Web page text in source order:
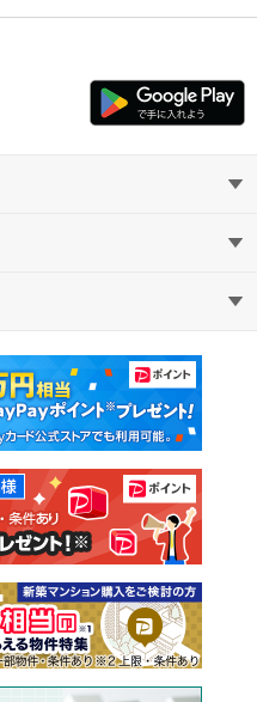
中古マンション
中古一戸建て
土地
教えて！住まいの先生